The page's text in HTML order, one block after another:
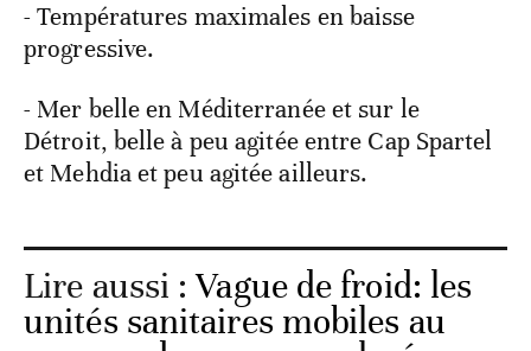
- Températures maximales en baisse
progressive.
- Mer belle en Méditerranée et sur le
Détroit, belle à peu agitée entre Cap Spartel
et Mehdia et peu agitée ailleurs.
Lire aussi :Vague de froid: les
unités sanitaires mobiles au